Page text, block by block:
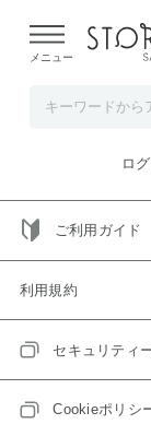
よる配送遅延が発
メニュー
ご指定のアイテ
トップへ戻る
ロ
ご利用ガイド
利用規約
セキュリティ
Cookieポリシ